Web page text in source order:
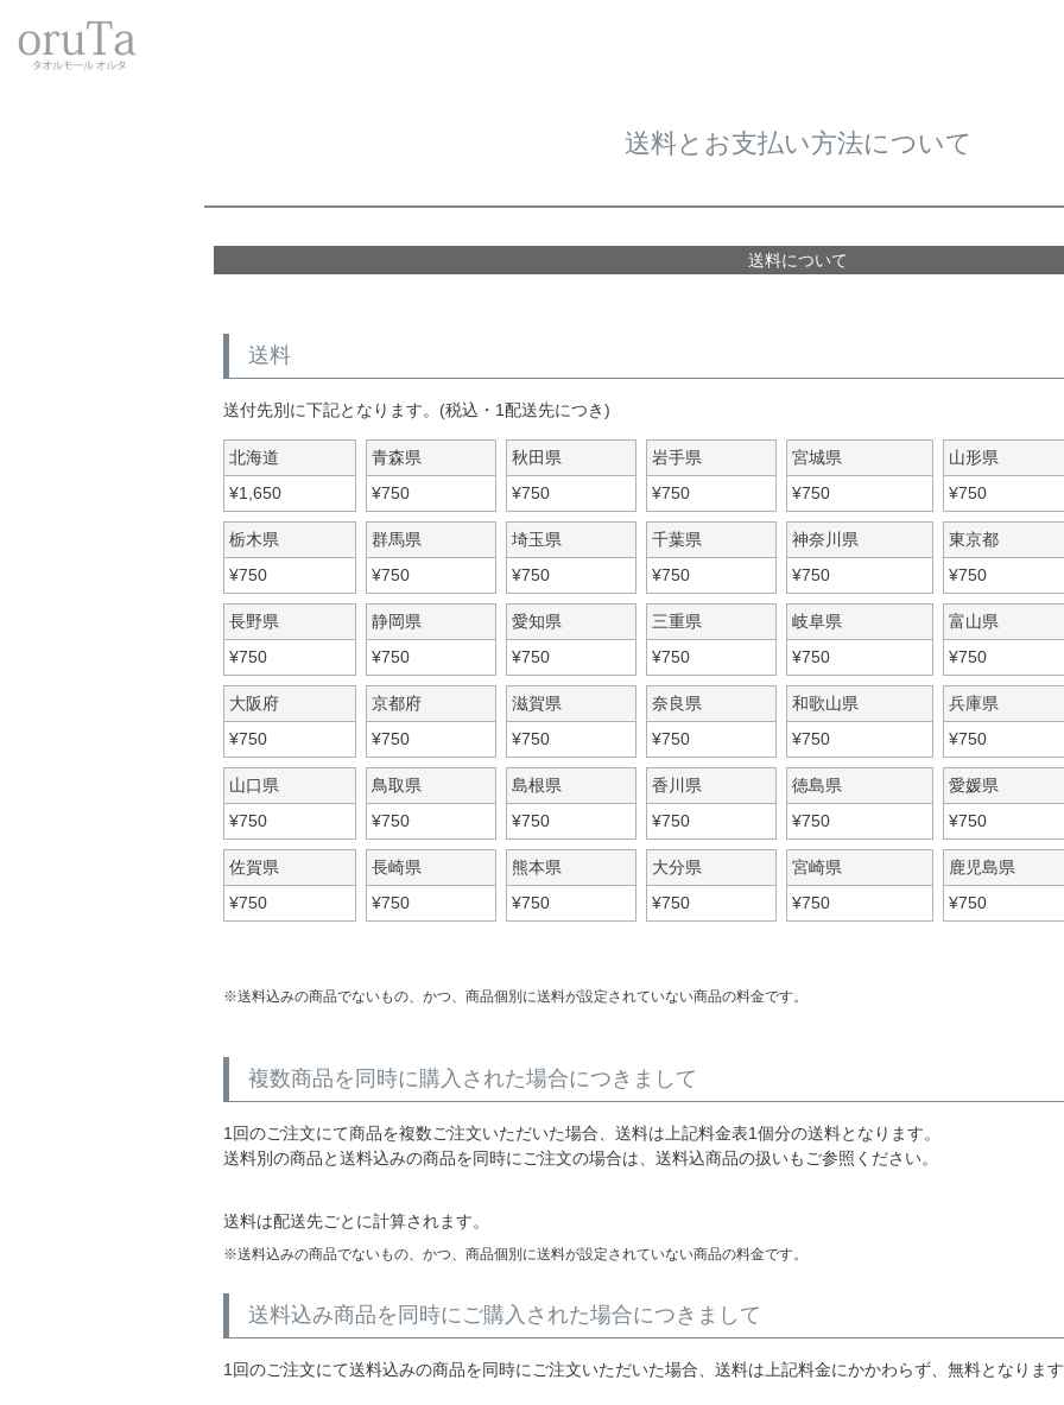
トップページ
送料とお支払い方法について
送料について
送料
送付先別に下記となります。(税込・1配送先につき)
北海道
¥1,650
青森県
¥750
秋田県
¥750
岩手県
¥750
宮城県
¥750
山形県
¥750
栃木県
¥750
群馬県
¥750
埼玉県
¥750
千葉県
¥750
神奈川県
¥750
東京都
¥750
長野県
¥750
静岡県
¥750
愛知県
¥750
三重県
¥750
岐阜県
¥750
富山県
¥750
大阪府
¥750
京都府
¥750
滋賀県
¥750
奈良県
¥750
和歌山県
¥750
兵庫県
¥750
山口県
¥750
鳥取県
¥750
島根県
¥750
香川県
¥750
徳島県
¥750
愛媛県
¥750
佐賀県
¥750
長崎県
¥750
熊本県
¥750
大分県
¥750
宮崎県
¥750
鹿児島県
¥750
送料込みの商品でないもの、かつ、商品個別に送料が設定されていない商品の料金です。
複数商品を同時に購入された場合につきまして
1回のご注文にて商品を複数ご注文いただいた場合、送料は上記料金表1個分の送料となります。
送料別の商品と送料込みの商品を同時にご注文の場合は、送料込商品の扱いもご参照ください。
送料は配送先ごとに計算されます。
送料込みの商品でないもの、かつ、商品個別に送料が設定されていない商品の料金です。
送料込み商品を同時にご購入された場合につきまして
1回のご注文にて送料込みの商品を同時にご注文いただいた場合、送料は上記料金にかかわらず、無料となりま